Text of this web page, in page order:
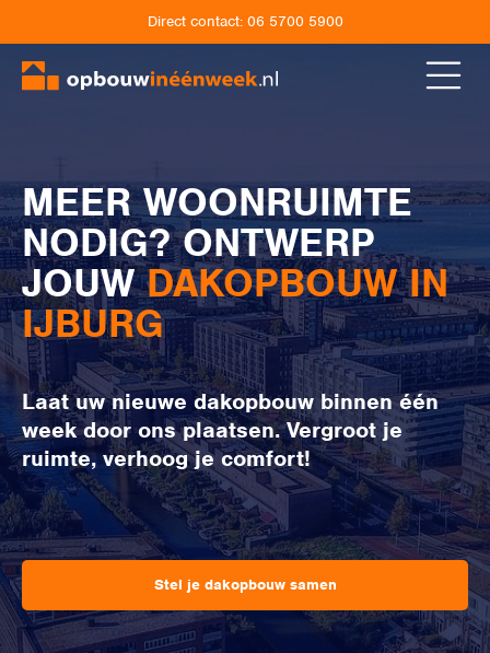
Direct contact: 06 5700 5900
MEER WOONRUIMTE
NODIG? ONTWERP
JOUWDAKOPBOUW IN
IJBURG
Laat uw nieuwe dakopbouw binnen één
week door ons plaatsen. Vergroot je
ruimte, verhoog je comfort!
Stel je dakopbouw samen